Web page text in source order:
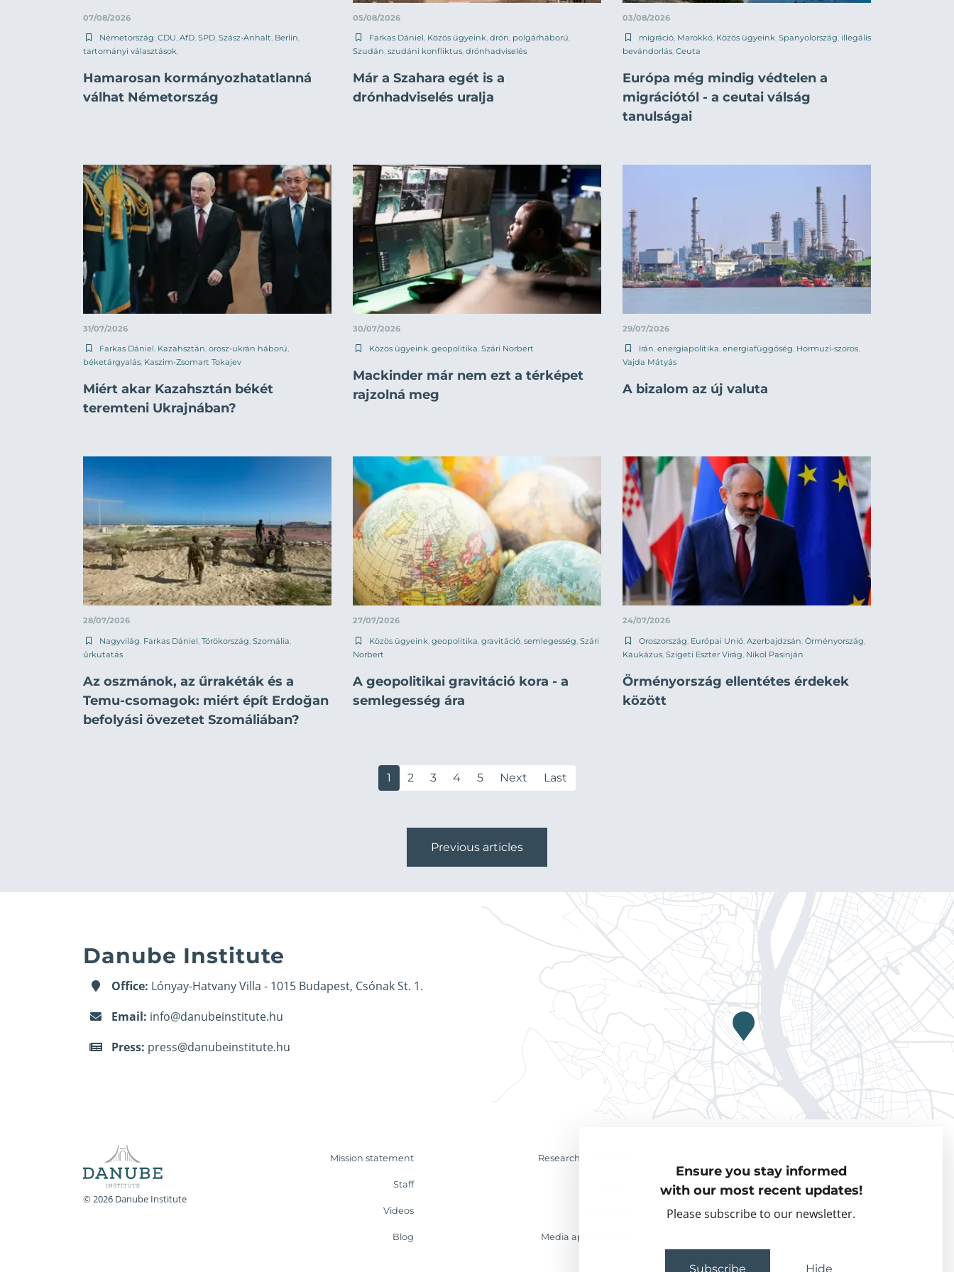
Ensure you stay informed
with our most recent updates!
Please subscribe to our newsletter.
Subscribe Hide
07/08/2026
Németország CDU AfD SPD Szász-Anhalt Berlin
tartományi választások
Hamarosan kormányozhatatlanná
válhat Németország
05/08/2026
Farkas Dániel Közös ügyeink drón polgárháború
Szudán szudáni konfliktus drónhadviselés
Már a Szahara egét is a
drónhadviselés uralja
03/08/2026
migráció Marokkó Közös ügyeink Spanyolország illegális
bevándorlás Ceuta
Európa még mindig védtelen a
migrációtól - a ceutai válság
tanulságai
31/07/2026
Farkas Dániel, Kazahsztán, orosz-ukrán háború,
béketárgyalás, Kaszim-Zsomart Tokajev
Miért akar Kazahsztán békét
teremteni Ukrajnában?
30/07/2026
Közös ügyeink, geopolitika, Szári Norbert
Mackinder már nem ezt a térképet
rajzolná meg
29/07/2026
Irán, energiapolitika, energiafüggőség, Hormuzi-szoros,
Vajda Mátyás
A bizalom az új valuta
28/07/2026
Nagyvilág Farkas Dániel Törökország Szomália
űrkutatás
Az oszmánok, az űrrakéták és a
Temu-csomagok: miért épít Erdoğan
befolyási övezetet Szomáliában?
27/07/2026
Közös ügyeink geopolitika gravitáció semlegesség Szári
Norbert
A geopolitikai gravitáció kora - a
semlegesség ára
24/07/2026
Oroszország Európai Unió Azerbajdzsán Örményország
Kaukázus Szigeti Eszter Virág Nikol Pasinján
Örményország ellentétes érdekek
között
1 2 3 4 5 Next Last
Previous articles
Danube Institute
Office: Lónyay-Hatvany Villa - 1015 Budapest, Csónak St. 1.
Email: info@danubeinstitute.hu
Press: press@danubeinstitute.hu
© 2026 Danube Institute
Mission statement Research & Analyses
Staff Visiting Fellows
Videos Partner organisations
Blog Media appearances